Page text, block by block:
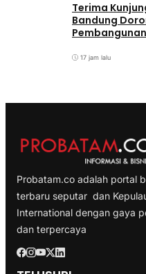
Terima
Bandung
17 jam lalu
Probatam.co adalah portal
terbaru seputar dan
International dengan gaya
dan terpercaya